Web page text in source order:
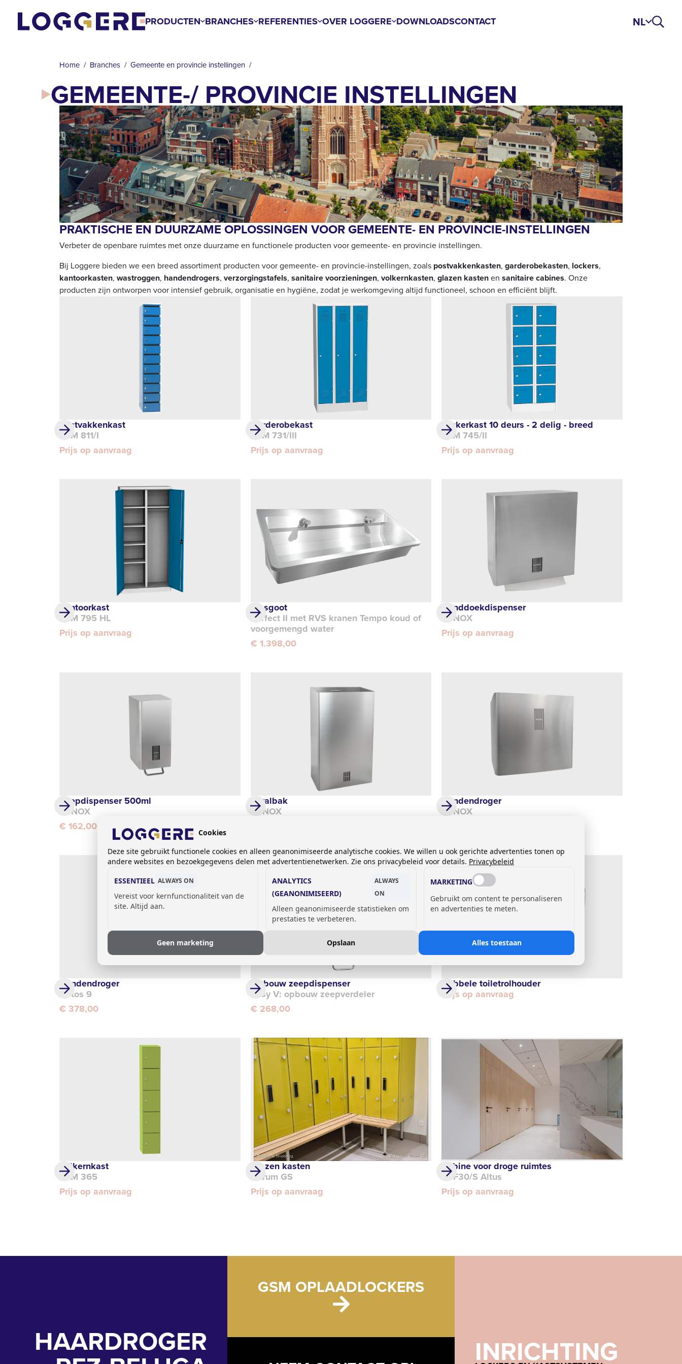
PRODUCTEN BRANCHES REFERENTIES OVER LOGGERE DOWNLOADSCONTACT NL
Home Branches Gemeente en provincie instellingen
GEMEENTE-/ PROVINCIE INSTELLINGEN
PRAKTISCHE EN DUURZAME OPLOSSINGEN VOOR GEMEENTE- EN PROVINCIE-INSTELLINGEN
Verbeter de openbare ruimtes met onze duurzame en functionele producten voor gemeente- en provincie instellingen.
Bij Loggere bieden we een breed assortiment producten voor gemeente- en provincie-instellingen, zoals postvakkenkasten, garderobekasten, lockers,
kantoorkasten, wastroggen, handendrogers, verzorgingstafels, sanitaire voorzieningen, volkernkasten, glazen kastenen sanitaire cabines. Onze
producten zijn ontworpen voor intensief gebruik, organisatie en hygiëne, zodat je werkomgeving altijd functioneel, schoon en efficiënt blijft.
Postvakkenkast
DLM 811/I
Prijs op aanvraag
Garderobekast
DLM 731/III
Prijs op aanvraag
Lockerkast 10 deurs - 2 delig - breed
DLM 745/II
Prijs op aanvraag
Kantoorkast
DLM 795 HL
Prijs op aanvraag
Wasgoot
Perfect II met RVS kranen Tempo koud of
voorgemengd water
€ 1.398,00
Handdoekdispenser
SYNOX
Prijs op aanvraag
Zeepdispenser 500ml
SYNOX
€ 162,00
Afvalbak
SYNOX
Handendroger
SYNOX
Handendroger
Notos 9
€ 378,00
Opbouw zeepdispenser
Easy V: opbouw zeepverdeler
€ 268,00
Dubbele toiletrolhouder
Prijs op aanvraag
Volkernkast
DLM 365
Prijs op aanvraag
Glazen kasten
Vitrum GS
Prijs op aanvraag
Cabine voor droge ruimtes
SVF30/S Altus
Prijs op aanvraag
HAARDROGER
GSM OPLAADLOCKERS
INRICHTING
Cookies
Deze site gebruikt functionele cookies en alleen geanonimiseerde analytische cookies. We willen u ook gerichte advertenties tonen op
andere websites en bezoekgegevens delen met advertentienetwerken. Zie ons privacybeleid voor details. Privacybeleid
ESSENTIEEL ALWAYS ON
Vereist voor kernfunctionaliteit van de
site. Altijd aan.
ANALYTICS
(GEANONIMISEERD)
ALWAYS
ON
Alleen geanonimiseerde statistieken om
prestaties te verbeteren.
MARKETING
Gebruikt om content te personaliseren
en advertenties te meten.
Geen marketing Opslaan Alles toestaan